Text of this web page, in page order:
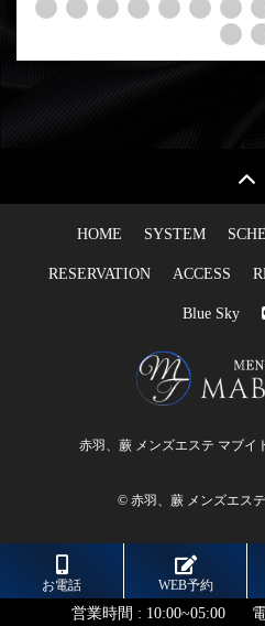
HOME SYSTEM
RESERVATION ACCESS
Blue Sky
赤羽、蕨 メンズエステ マブイ
© 赤羽、蕨 メンズエス
お電話 WEB予約
営業時間 : 10:00~05:00